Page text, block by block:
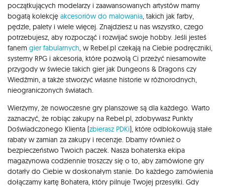
początkujących modelarzy i zaawansowanych artystów mamy
bogatą kolekcję akcesoriów do malowania, takich jak farby,
pędzle, palety i wiele więcej. Znajdziesz u nas wszystko, czego
potrzebujesz, aby rozpocząć i rozwijać swoje hobby. Jeśli jesteś
fanem gier fabularnych, w Rebel.pl czekają na Ciebie podręczniki,
systemy RPG i akcesoria, które pozwolą Ci przeżyć niesamowite
przygody w świecie takich gier jak Dungeons & Dragons czy
Wiedźmin, a także stworzyć własne historie w różnorodnych,
nieograniczonych światach.
Wierzymy, że nowoczesne gry planszowe są dla każdego. Warto
zaznaczyć, że robiąc zakupy na Rebel.pl, zdobywasz Punkty
Doświadczonego Klienta (zbierasz PDKi), które odblokowują stałe
rabaty w zamian za zakupy i recenzje. Dbamy również o
bezpieczeństwo Twoich paczek. Nasza bohaterska ekipa
magazynowa codziennie troszczy się o to, aby zamówione gry
dotarły do Ciebie w doskonałym stanie. Do każdego zamówienia
dołączamy kartę Bohatera, który pilnuje Twojej przesyłki. Gdy